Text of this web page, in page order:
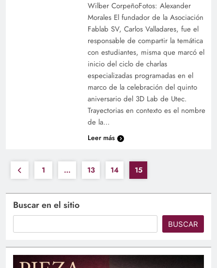
Wilber CorpeñoFotos: Alexander
Morales El fundador de la Asociación
Fablab SV, Carlos Valladares, fue el
responsable de compartir la temática
con estudiantes, misma que marcó el
inicio del ciclo de charlas
especializadas programadas en el
marco de la celebración del quinto
aniversario del 3D Lab de Utec.
Trayectorias en contexto es el nombre
de la…
Leer más
1 … 13 14 15
Buscar en el sitio
BUSCAR